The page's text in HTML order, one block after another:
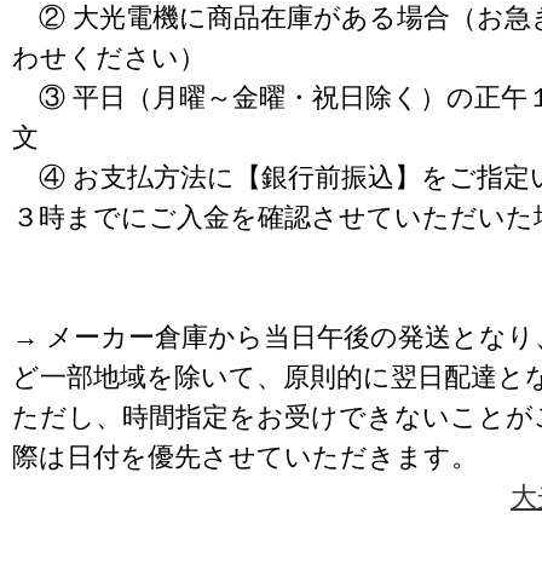
② 大光電機に商品在庫がある場合（お急
わせください）
③ 平日（月曜～金曜・祝日除く）の正午
文
④ お支払方法に【銀行前振込】をご指定
３時までにご入金を確認させていただいた
→ メーカー倉庫から当日午後の発送となり
ど一部地域を除いて、原則的に翌日配達と
ただし、時間指定をお受けできないこと
際は日付を優先させていただきます。